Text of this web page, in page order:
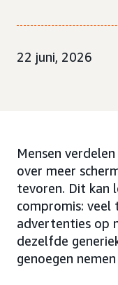
22 juni, 2026
Mensen
over meer
tevoren. Dit kan
compromis: veel
advertenties op
dezelfde
genoegen